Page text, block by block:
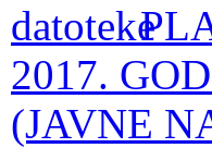
2017.
(JAVNE